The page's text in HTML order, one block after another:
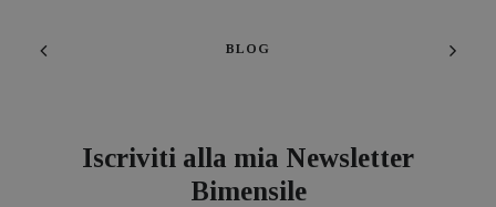
BLOG
Iscriviti alla mia Newsletter
Bimensile